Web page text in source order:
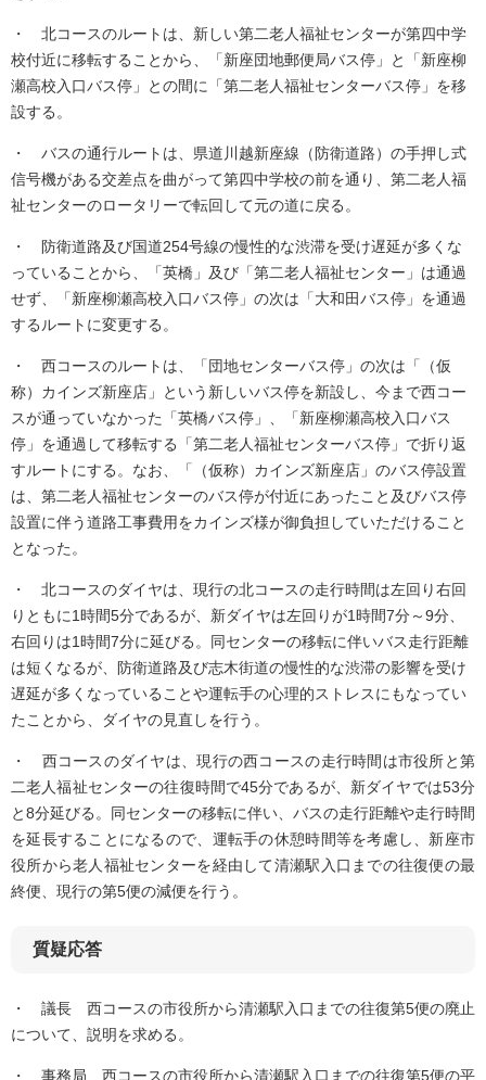
・ 北コースのルートは、新しい第二老人福祉センターが第四中学
校付近に移転することから、「新座団地郵便局バス停」と「新座柳
瀬高校入口バス停」との間に「第二老人福祉センターバス停」を移
設する。
・ バスの通行ルートは、県道川越新座線（防衛道路）の手押し式
信号機がある交差点を曲がって第四中学校の前を通り、第二老人福
祉センターのロータリーで転回して元の道に戻る。
・ 防衛道路及び国道254号線の慢性的な渋滞を受け遅延が多くな
っていることから、「英橋」及び「第二老人福祉センター」は通過
せず、「新座柳瀬高校入口バス停」の次は「大和田バス停」を通過
するルートに変更する。
・ 西コースのルートは、「団地センターバス停」の次は「（仮
称）カインズ新座店」という新しいバス停を新設し、今まで西コー
スが通っていなかった「英橋バス停」、「新座柳瀬高校入口バス
停」を通過して移転する「第二老人福祉センターバス停」で折り返
すルートにする。なお、「（仮称）カインズ新座店」のバス停設置
は、第二老人福祉センターのバス停が付近にあったこと及びバス停
設置に伴う道路工事費用をカインズ様が御負担していただけること
となった。
・ 北コースのダイヤは、現行の北コースの走行時間は左回り右回
りともに1時間5分であるが、新ダイヤは左回りが1時間7分～9分、
右回りは1時間7分に延びる。同センターの移転に伴いバス走行距離
は短くなるが、防衛道路及び志木街道の慢性的な渋滞の影響を受け
遅延が多くなっていることや運転手の心理的ストレスにもなってい
たことから、ダイヤの見直しを行う。
・ 西コースのダイヤは、現行の西コースの走行時間は市役所と第
二老人福祉センターの往復時間で45分であるが、新ダイヤでは53分
と8分延びる。同センターの移転に伴い、バスの走行距離や走行時間
を延長することになるので、運転手の休憩時間等を考慮し、新座市
役所から老人福祉センターを経由して清瀬駅入口までの往復便の最
終便、現行の第5便の減便を行う。
質疑応答
・ 議長 西コースの市役所から清瀬駅入口までの往復第5便の廃止
について、説明を求める。
・ 事務局 西コースの市役所から清瀬駅入口までの往復第5便の平